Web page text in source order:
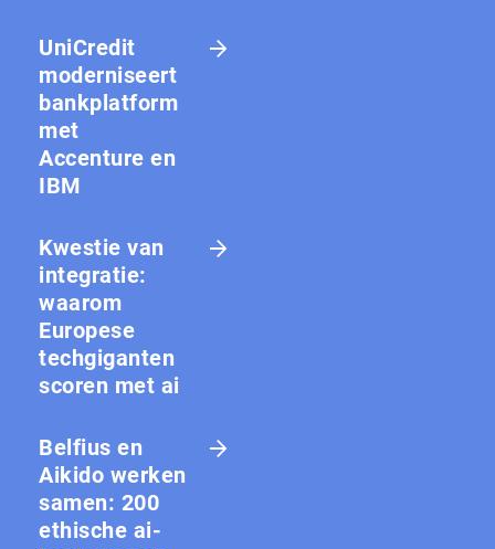
UniCredit
moderniseert
bankplatform
met
Accenture en
IBM
Kwestie van
integratie:
waarom
Europese
techgiganten
scoren met ai
Belfius en
Aikido werken
samen: 200
ethische ai-